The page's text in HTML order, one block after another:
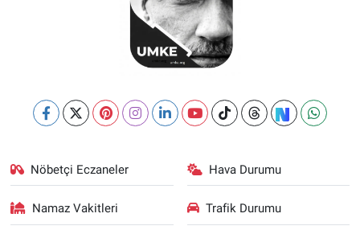
Nöbetçi Eczaneler Hava Durumu
Namaz Vakitleri Trafik Durumu